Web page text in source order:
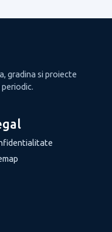
gradina si proiecte